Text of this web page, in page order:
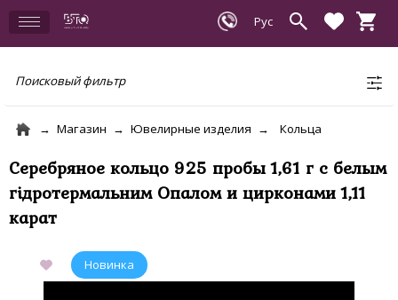
Поисковый фильтр
Магазин Ювелирные изделия Кольца
Серебряное кольцо 925 пробы 1,61 г с белым
гідротермальним Опалом и цирконами 1,11
карат